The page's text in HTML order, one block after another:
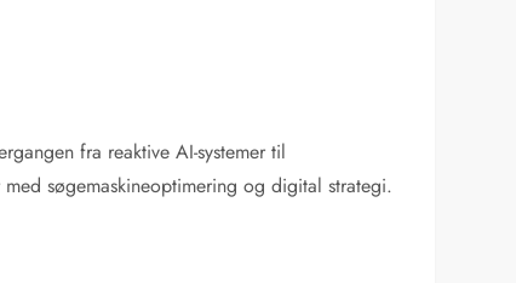
fra reaktive AI-systemer til
søgemaskineoptimering og digital strategi.